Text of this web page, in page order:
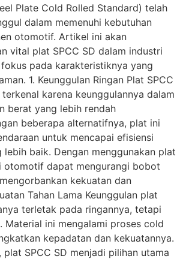
Plate Cold Rolled Standard) telah
dalam memenuhi kebutuhan
otomotif. Artikel ini akan
vital plat SPCC SD dalam industri
pada karakteristiknya yang
1. Keunggulan Ringan Plat SPCC
terkenal karena keunggulannya dalam
berat yang lebih rendah
beberapa alternatifnya, plat ini
untuk mencapai efisiensi
lebih baik. Dengan menggunakan plat
otomotif dapat mengurangi bobot
kekuatan dan
Tahan Lama Keunggulan plat
terletak pada ringannya, tetapi
Material ini mengalami proses cold
kepadatan dan kekuatannya.
plat SPCC SD menjadi pilihan utama